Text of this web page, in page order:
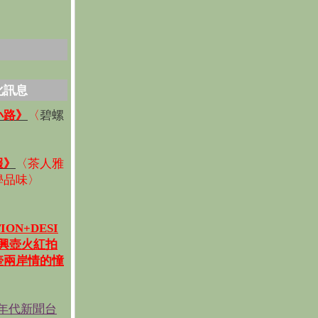
訊息
》 〈碧螺
〈茶人雅
味〉
壺火紅拍
岸情的憧
代新聞台